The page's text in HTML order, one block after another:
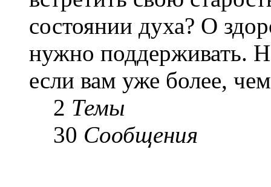
состоянии духа? О
нужно поддерживать.
если вам уже более,
2 Темы
30 Сообщения